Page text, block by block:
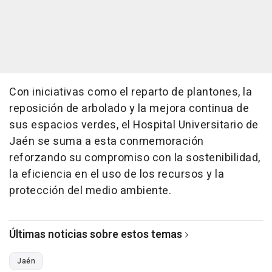
Con iniciativas como el reparto de plantones, la
reposición de arbolado y la mejora continua de
sus espacios verdes, el Hospital Universitario de
Jaén se suma a esta conmemoración
reforzando su compromiso con la sostenibilidad,
la eficiencia en el uso de los recursos y la
protección del medio ambiente.
Últimas noticias sobre estos temas
Jaén